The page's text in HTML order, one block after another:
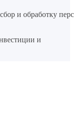
и обработку
и